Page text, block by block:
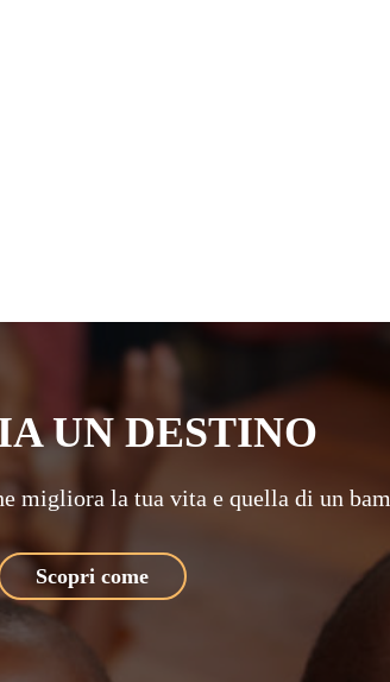
UN DESTINO
migliora la tua vita e quella di un
Scopri come